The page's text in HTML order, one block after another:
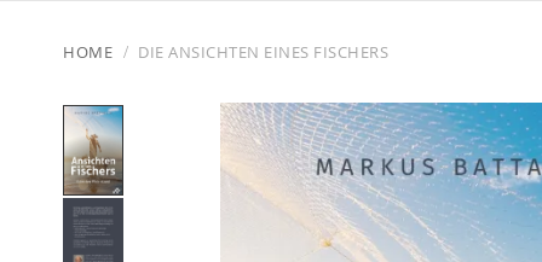
HOME DIE ANSICHTEN EINES FISCHERS
Skip
to
the
end
of